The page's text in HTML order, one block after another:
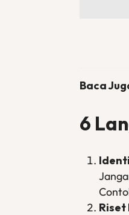
Baca
6
Riset